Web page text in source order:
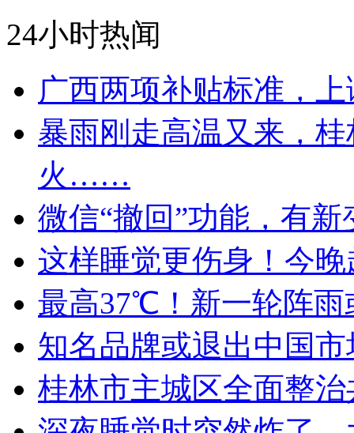
24小时热闻
广西两项补贴标准，
暴雨刚走高温又来，
火……
微信“撤回”功能，有新
这样睡觉更伤身！今
最高37℃！新一轮阵雨
知名品牌或退出中国市
桂林市主城区全面整